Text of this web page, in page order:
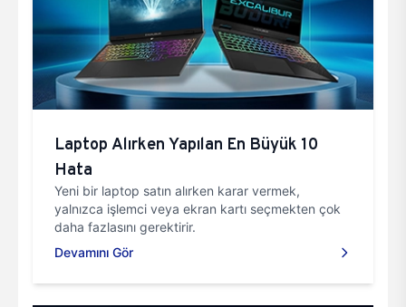
Laptop Alırken Yapılan En Büyük 10
Hata
Yeni bir laptop satın alırken karar vermek,
yalnızca işlemci veya ekran kartı seçmekten çok
daha fazlasını gerektirir.
Devamını Gör